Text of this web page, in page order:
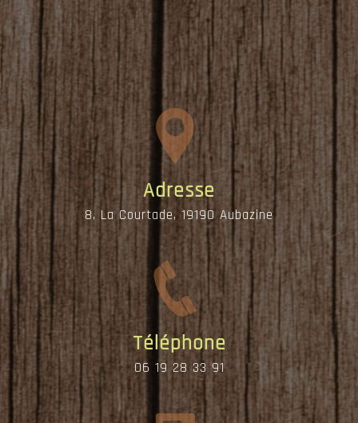
Adresse
8, La Courtade, 19190 Aubazine
Téléphone
06 19 28 33 91